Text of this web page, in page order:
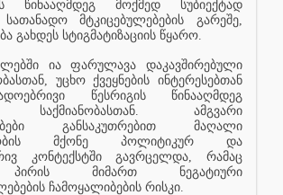
წინააღმდეგ მოქმედ სუბიექტად
სათანადო მტკიცებულებების გარეშე,
გახდეს სტიგმატიზაციის წყარო.
ია ფარულავა დაკავშირებული
უცხო ქვეყნების ინტერესებთან
წესრიგის წინააღმდეგ
საქმიანობასთან. ამგვარი
განსაკუთრებით მაღალი
მქონე პოლიტიკურ და
კონტექსტში გავრცელდა, რამაც
პირის მიმართ ნეგატიური
ჩამოყალიბების რისკი.